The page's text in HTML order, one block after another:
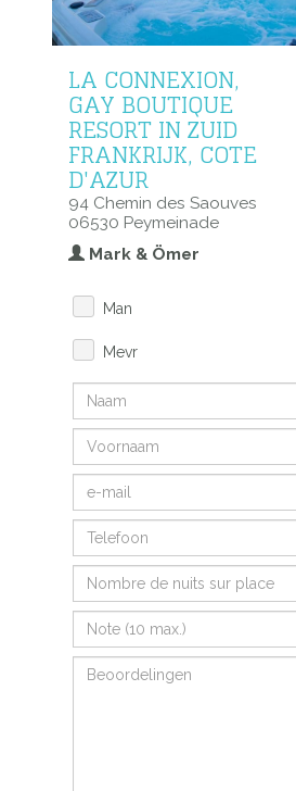
LA CONNEXION,
GAY BOUTIQUE
RESORT IN ZUID
FRANKRIJK, COTE
D'AZUR
94 Chemin des Saouves
06530 Peymeinade
Mark & Ömer
Man
Mevr